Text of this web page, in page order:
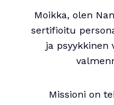
Moikka, olen
sertifioitu
ja psyykkinen
Missioni on